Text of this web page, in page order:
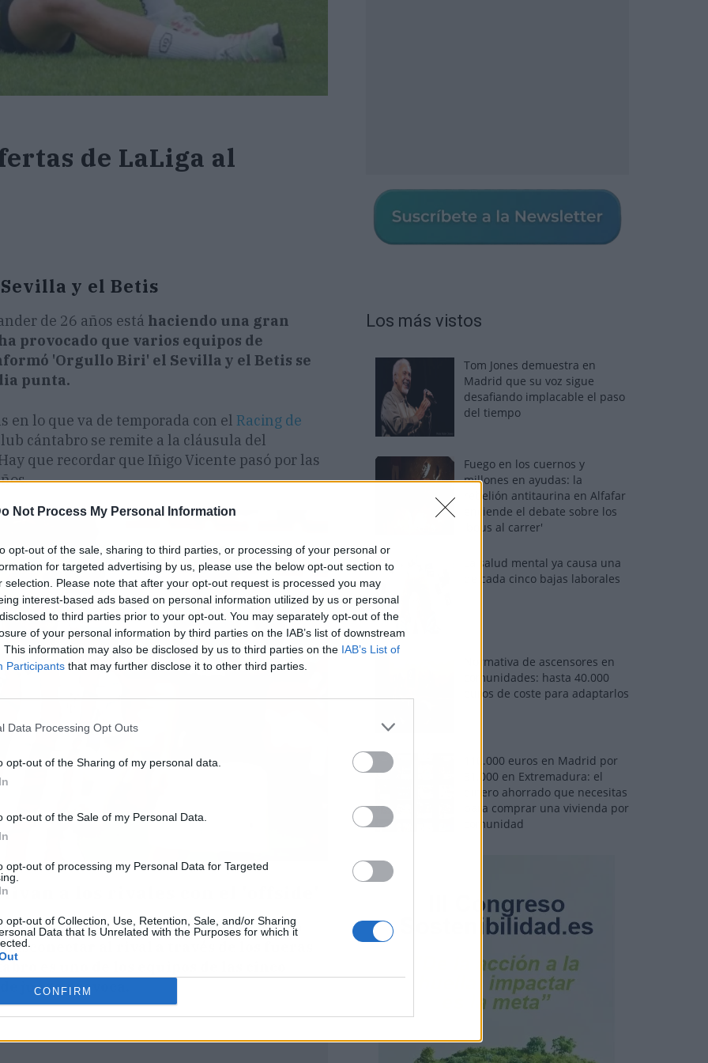
Not Process My Personal Information
opt-out of the sale, sharing to third parties, or processing of your personal or
for targeted advertising by us, please use the below opt-out section to
selection. Please note that after your opt-out request is processed you may
interest-based ads based on personal information utilized by us or personal
to third parties prior to your opt-out. You may separately opt-out of the
of your personal information by third parties on the IAB’s list of downstream
This information may also be disclosed by us to third parties on the IAB’s List of
Participants that may further disclose it to other third parties.
Data Processing Opt Outs
opt-out of the Sharing of my personal data.
opt-out of the Sale of my Personal Data.
opt-out of processing my Personal Data for Targeted
opt-out of Collection, Use, Retention, Sale, and/or Sharing
Data that Is Unrelated with the Purposes for which it
CONFIRM
de LaLiga al
y el Betis
de 26 años está haciendo una gran
provocado que varios equipos de
'Orgullo Biri' el Sevilla y el Betis se
punta.
en lo que va de temporada con el Racing de
cántabro se remite a la cláusula del
que recordar que Iñigo Vicente pasó por las
a los rivales con el 'offside'
victorias consecutivas y sigue el mismo
al rival a través de los fueras
juego provoca.
Los más vistos
Tom Jones demuestra en
Madrid que su voz sigue
desafiando implacable el paso
del tiempo
Fuego en los cuernos y
millones en ayudas: la
rebelión antitaurina en Alfafar
enciende el debate sobre los
'bous al carrer'
La salud mental ya causa una
de cada cinco bajas laborales
Normativa de ascensores en
comunidades: hasta 40.000
euros de coste para adaptarlos
110.000 euros en Madrid por
31.000 en Extremadura: el
dinero ahorrado que necesitas
para comprar una vivienda por
comunidad